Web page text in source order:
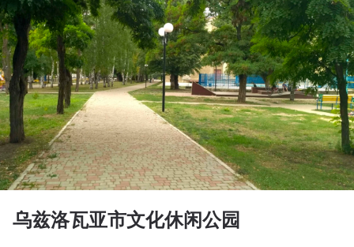
乌兹洛瓦亚市文化休闲公园